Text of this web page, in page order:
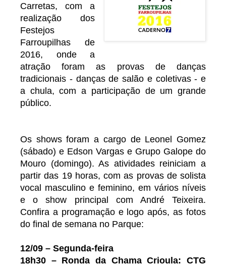
Carretas, com a
realização dos
Festejos
Farroupilhas de
2016, onde a
atração foram as provas de danças
tradicionais - danças de salão e coletivas - e
a chula, com a participação de um grande
público.
Os shows foram a cargo de Leonel Gomez
(sábado) e Edson Vargas e Grupo Galope do
Mouro (domingo). As atividades reiniciam a
partir das 19 horas, com as provas de solista
vocal masculino e feminino, em vários níveis
e o show principal com André Teixeira.
Confira a programação e logo após, as fotos
do final de semana no Parque:
12/09 – Segunda-feira
18h30 – Ronda da Chama Crioula: CTG